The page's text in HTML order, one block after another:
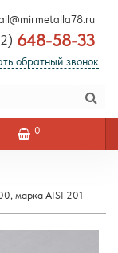
648-58-33
обратный звонок
0
марка AISI 201